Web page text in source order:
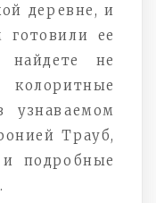
деревне, и
ее
не
узнаваемом
Трауб,
подробные